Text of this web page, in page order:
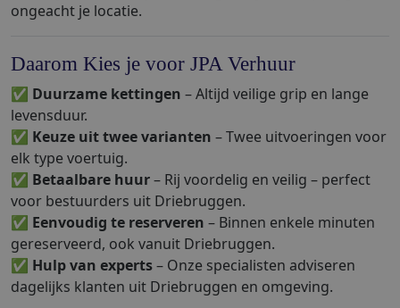
ongeacht je locatie.
Daarom Kies je voor JPA Verhuur
✅ Duurzame kettingen – Altijd veilige grip en lange
levensduur.
✅ Keuze uit twee varianten – Twee uitvoeringen voor
elk type voertuig.
✅ Betaalbare huur– Rij voordelig en veilig – perfect
voor bestuurders uit Driebruggen.
✅ Eenvoudig te reserveren – Binnen enkele minuten
gereserveerd, ook vanuit Driebruggen.
✅ Hulp van experts– Onze specialisten adviseren
dagelijks klanten uit Driebruggen en omgeving.